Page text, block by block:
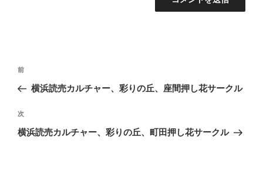
投
ナ
ビ
ゲ
前
の
稿
前
横浜読売カルチャー、彩りの丘、座間押し花サークル
次
の
次
横浜読売カルチャー、彩りの丘、町田押し花サークル